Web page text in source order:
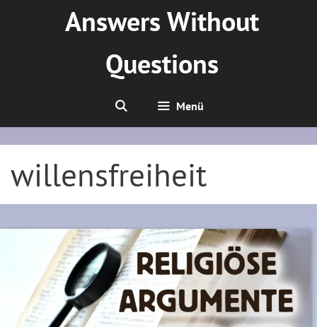
Answers Without
Questions
Menü
willensfreiheit